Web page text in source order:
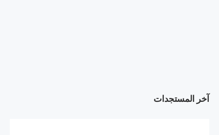
آخر المستجدات